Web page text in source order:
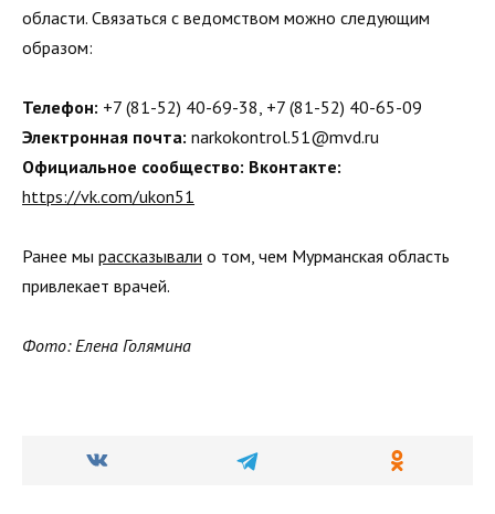
области. Связаться с ведомством можно следующим
образом:
Телефон: +7 (81-52) 40-69-38, +7 (81-52) 40-65-09
Электронная почта: narkokontrol.51@mvd.ru
Официальное сообщество: Вконтакте:
https://vk.com/ukon51
Ранее мы рассказывали о том, чем Мурманская область
привлекает врачей.
Фото: Елена Голямина